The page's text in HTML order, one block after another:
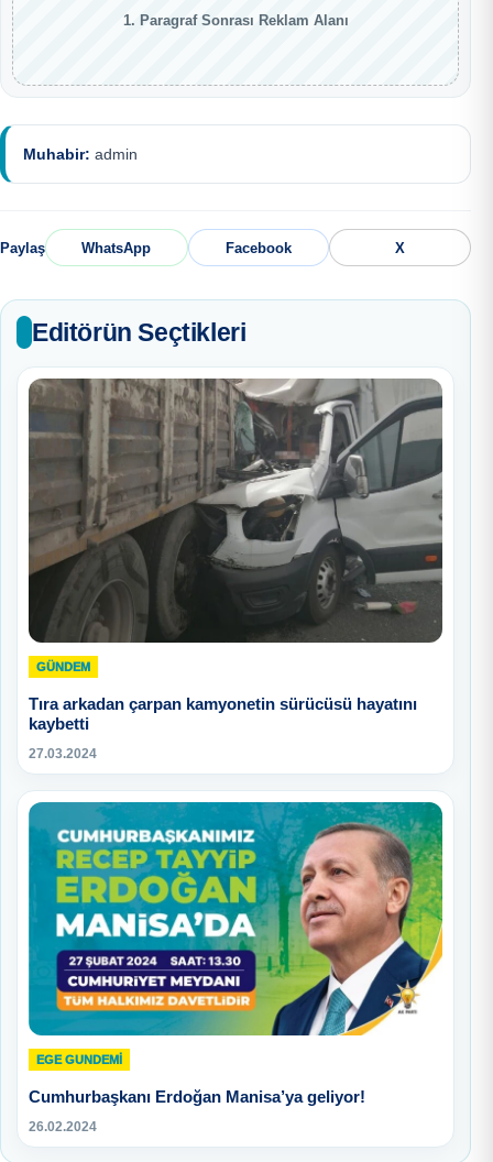
1. Paragraf Sonrası Reklam Alanı
Muhabir: admin
Paylaş WhatsApp Facebook X
Editörün Seçtikleri
GÜNDEM
Tıra arkadan çarpan kamyonetin sürücüsü hayatını
kaybetti
27.03.2024
EGE GUNDEMİ
Cumhurbaşkanı Erdoğan Manisa’ya geliyor!
26.02.2024